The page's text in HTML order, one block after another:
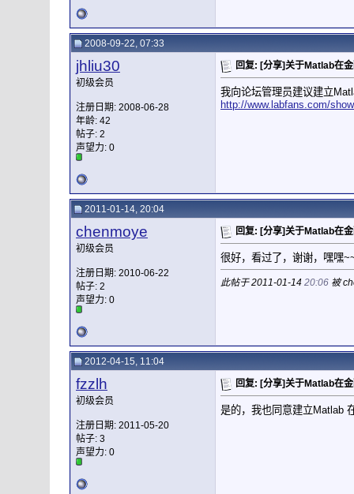
2008-09-22, 07:33
jhliu30
初级会员
注册日期: 2008-06-28
年龄: 42
帖子: 2
声望力: 0
回复: [分享]关于Matlab在
我向论坛管理员建议建立
http://www.labfans.com/
2011-01-14, 20:04
chenmoye
初级会员
注册日期: 2010-06-22
帖子: 2
声望力: 0
回复: [分享]关于Matlab在
很好，看过了，谢谢，嘿嘿
此帖于 2011-01-14 20:06被
2012-04-15, 11:04
fzzlh
初级会员
注册日期: 2011-05-20
帖子: 3
声望力: 0
回复: [分享]关于Matlab在
是的，我也同意建立Matlab